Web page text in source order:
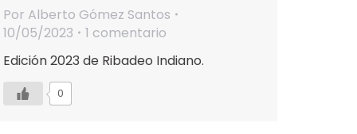
Por Alberto Gómez Santos
10/05/2023
1 comentario
Edición 2023 de Ribadeo Indiano.
0